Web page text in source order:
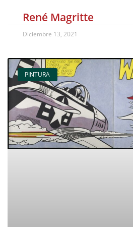
René Magritte
Diciembre 13, 2021
PINTURA